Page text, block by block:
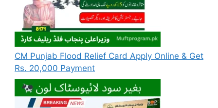
CM Punjab Flood Relief Card Apply Online & Get
Rs. 20,000 Payment